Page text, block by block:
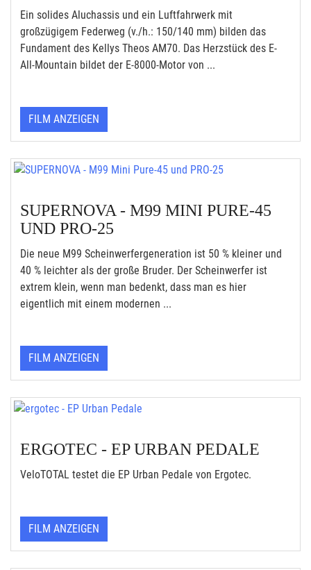
Ein solides Aluchassis und ein Luftfahrwerk mit
großzügigem Federweg (v./h.: 150/140 mm) bilden das
Fundament des Kellys Theos AM70. Das Herzstück des E-
All-Mountain bildet der E-8000-Motor von ...
FILM ANZEIGEN
SUPERNOVA - M99 MINI PURE-45
UND PRO-25
Die neue M99 Scheinwerfergeneration ist 50 % kleiner und
40 % leichter als der große Bruder. Der Scheinwerfer ist
extrem klein, wenn man bedenkt, dass man es hier
eigentlich mit einem modernen ...
FILM ANZEIGEN
ERGOTEC - EP URBAN PEDALE
VeloTOTAL testet die EP Urban Pedale von Ergotec.
FILM ANZEIGEN